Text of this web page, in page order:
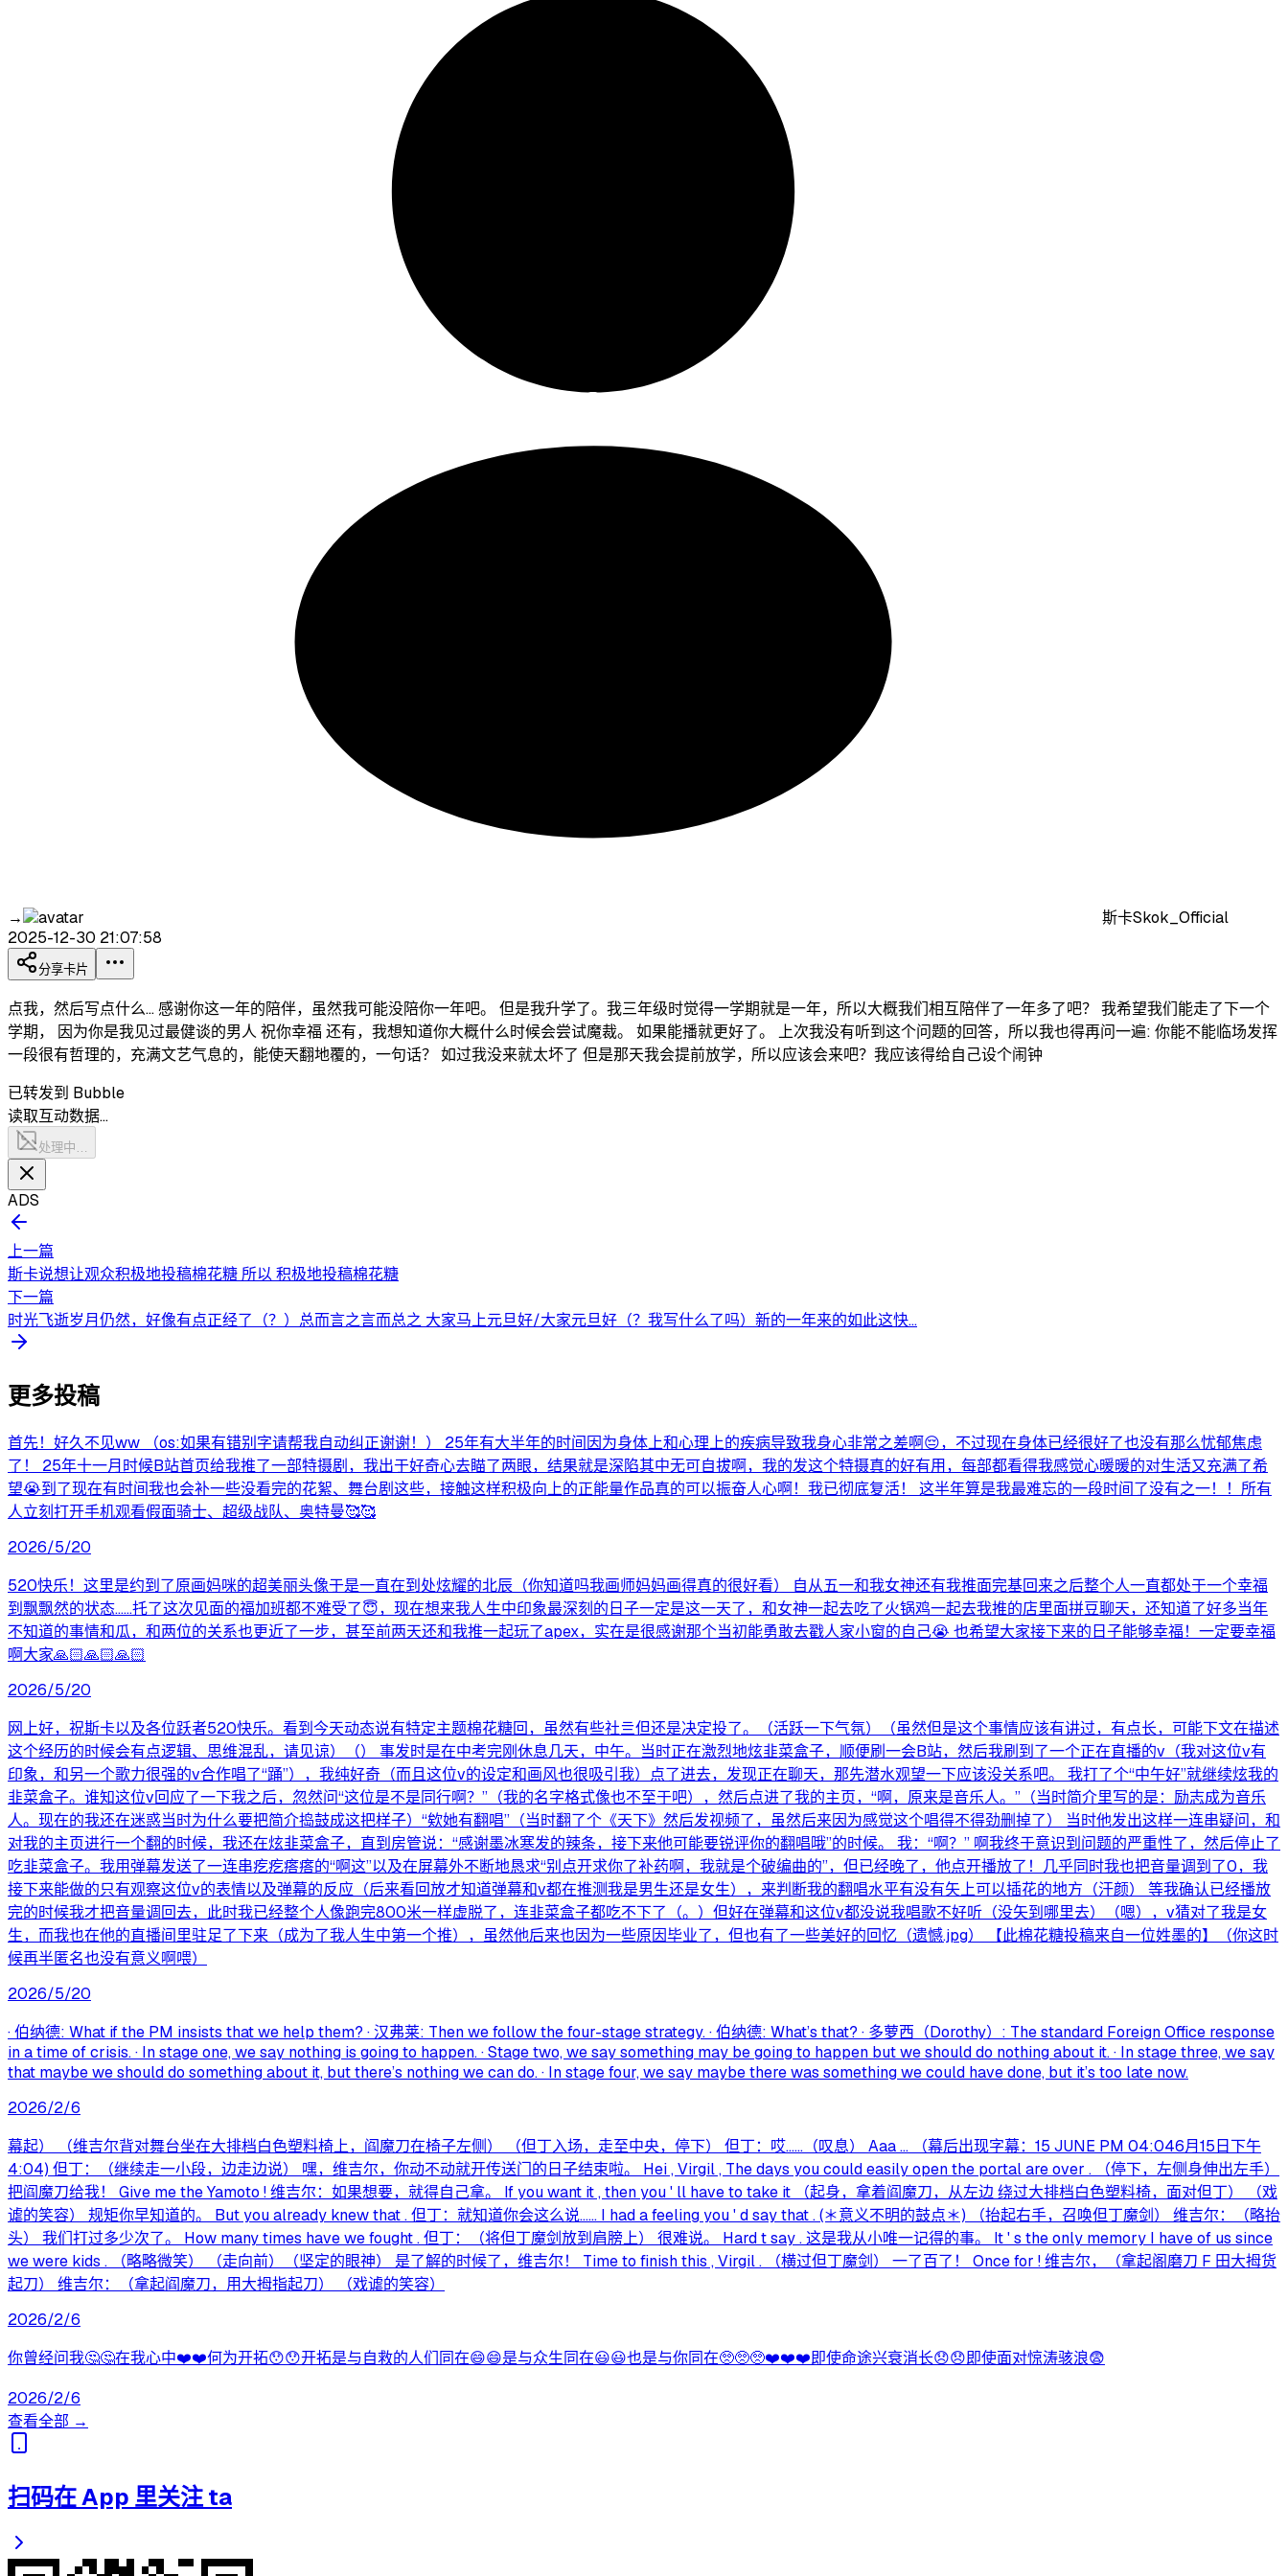
→
斯卡Skok_Official
2025-12-30 21:07:58
分享卡片
点我，然后写点什么… 感谢你这一年的陪伴，虽然我可能没陪你一年吧。 但是我升学了。我三年级时觉得一学期就是一年，所以大概我们相互陪伴了一年多了吧？ 我希望我们能走了下一个
学期， 因为你是我见过最健谈的男人 祝你幸福 还有，我想知道你大概什么时候会尝试魔裁。 如果能播就更好了。 上次我没有听到这个问题的回答，所以我也得再问一遍: 你能不能临场发挥
一段很有哲理的，充满文艺气息的，能使天翻地覆的，一句话？ 如过我没来就太坏了 但是那天我会提前放学，所以应该会来吧？我应该得给自己设个闹钟
已转发到 Bubble
读取互动数据…
处理中…
ADS
上一篇
斯卡说想让观众积极地投稿棉花糖 所以 积极地投稿棉花糖
下一篇
时光飞逝岁月仍然，好像有点正经了（？）总而言之言而总之 大家马上元旦好/大家元旦好（？我写什么了吗）新的一年来的如此这快...
更多投稿
首先！好久不见ww （os:如果有错别字请帮我自动纠正谢谢！） 25年有大半年的时间因为身体上和心理上的疾病导致我身心非常之差啊😔，不过现在身体已经很好了也没有那么忧郁焦虑
了！ 25年十一月时候B站首页给我推了一部特摄剧，我出于好奇心去瞄了两眼，结果就是深陷其中无可自拔啊，我的发这个特摄真的好有用，每部都看得我感觉心暖暖的对生活又充满了希
望😭到了现在有时间我也会补一些没看完的花絮、舞台剧这些，接触这样积极向上的正能量作品真的可以振奋人心啊！我已彻底复活！ 这半年算是我最难忘的一段时间了没有之一！！所有
人立刻打开手机观看假面骑士、超级战队、奥特曼🥰🥰
2026/5/20
520快乐！这里是约到了原画妈咪的超美丽头像于是一直在到处炫耀的北辰（你知道吗我画师妈妈画得真的很好看） 自从五一和我女神还有我推面完基回来之后整个人一直都处于一个幸福
到飘飘然的状态……托了这次见面的福加班都不难受了😇，现在想来我人生中印象最深刻的日子一定是这一天了，和女神一起去吃了火锅鸡一起去我推的店里面拼豆聊天，还知道了好多当年
不知道的事情和瓜，和两位的关系也更近了一步，甚至前两天还和我推一起玩了apex，实在是很感谢那个当初能勇敢去戳人家小窗的自己😭 也希望大家接下来的日子能够幸福！一定要幸福
啊大家🙏🏻🙏🏻🙏🏻
2026/5/20
网上好，祝斯卡以及各位跃者520快乐。看到今天动态说有特定主题棉花糖回，虽然有些社亖但还是决定投了。（活跃一下气氛）（虽然但是这个事情应该有讲过，有点长，可能下文在描述
这个经历的时候会有点逻辑、思维混乱，请见谅）（） 事发时是在中考完刚休息几天，中午。当时正在激烈地炫韭菜盒子，顺便刷一会B站，然后我刷到了一个正在直播的v（我对这位v有
印象，和另一个歌力很强的v合作唱了“踊”），我纯好奇（而且这位v的设定和画风也很吸引我）点了进去，发现正在聊天，那先潜水观望一下应该没关系吧。 我打了个“中午好”就继续炫我的
韭菜盒子。谁知这位v回应了一下我之后，忽然问“这位是不是同行啊？”（我的名字格式像也不至于吧），然后点进了我的主页，“啊，原来是音乐人。”（当时简介里写的是：励志成为音乐
人。现在的我还在迷惑当时为什么要把简介捣鼓成这把样子）“欸她有翻唱”（当时翻了个《天下》然后发视频了，虽然后来因为感觉这个唱得不得劲删掉了） 当时他发出这样一连串疑问，和
对我的主页进行一个翻的时候，我还在炫韭菜盒子，直到房管说：“感谢墨冰寒发的辣条，接下来他可能要锐评你的翻唱哦”的时候。 我：“啊？” 啊我终于意识到问题的严重性了，然后停止了
吃韭菜盒子。我用弹幕发送了一连串疙疙瘩瘩的“啊这”以及在屏幕外不断地恳求“别点开求你了补药啊，我就是个破编曲的”，但已经晚了，他点开播放了！几乎同时我也把音量调到了0，我
接下来能做的只有观察这位v的表情以及弹幕的反应（后来看回放才知道弹幕和v都在推测我是男生还是女生），来判断我的翻唱水平有没有矢上可以插花的地方（汗颜） 等我确认已经播放
完的时候我才把音量调回去，此时我已经整个人像跑完800米一样虚脱了，连韭菜盒子都吃不下了（。）但好在弹幕和这位v都没说我唱歌不好听（没矢到哪里去）（嗯），v猜对了我是女
生，而我也在他的直播间里驻足了下来（成为了我人生中第一个推），虽然他后来也因为一些原因毕业了，但也有了一些美好的回忆（遗憾.jpg） 【此棉花糖投稿来自一位姓墨的】（你这时
候再半匿名也没有意义啊喂）
2026/5/20
· 伯纳德: What if the PM insists that we help them? · 汉弗莱: Then we follow the four-stage strategy. · 伯纳德: What’s that? · 多萝西（Dorothy）: The standard Foreign Office response
in a time of crisis. · In stage one, we say nothing is going to happen. · Stage two, we say something may be going to happen but we should do nothing about it. · In stage three, we say
that maybe we should do something about it, but there’s nothing we can do. · In stage four, we say maybe there was something we could have done, but it’s too late now.
2026/2/6
幕起） （维吉尔背对舞台坐在大排档白色塑料椅上，阎魔刀在椅子左侧） （但丁入场，走至中央，停下） 但丁：哎……（叹息） Aaa ... （幕后出现字幕：15 JUNE PM 04:046月15日下午
4:04) 但丁：（继续走一小段，边走边说） 嘿，维吉尔，你动不动就开传送门的日子结束啦。 Hei , Virgil , The days you could easily open the portal are over . （停下，左侧身伸出左手）
把阎魔刀给我！ Give me the Yamoto ! 维吉尔：如果想要，就得自己拿。 If you want it , then you ' ll have to take it （起身，拿着阎魔刀，从左边 绕过大排档白色塑料椅，面对但丁） （戏
谑的笑容） 规矩你早知道的。 But you already knew that . 但丁：就知道你会这么说…… I had a feeling you ' d say that . (＊意义不明的鼓点＊) （抬起右手，召唤但丁魔剑） 维吉尔：（略抬
头） 我们打过多少次了。 How many times have we fought . 但丁：（将但丁魔剑放到肩膀上） 很难说。 Hard t say . 这是我从小唯一记得的事。 It ' s the only memory I have of us since
we were kids . （略略微笑） （走向前）（坚定的眼神） 是了解的时候了，维吉尔！ Time to finish this , Virgil . （横过但丁魔剑） 一了百了！ Once for ! 维吉尔，（拿起阁磨刀 F 田大拇货
起刀） 维吉尔：（拿起阎魔刀，用大拇指起刀） （戏谑的笑容）
2026/2/6
你曾经问我🤔🤔在我心中❤️❤️何为开拓😯😯开拓是与自救的人们同在😄😄是与众生同在😃😃也是与你同在🥺🥺🥺❤️❤️❤️即使命途兴衰消长😞😞即使面对惊涛骇浪😨
2026/2/6
查看全部 →
扫码在 App 里关注 ta